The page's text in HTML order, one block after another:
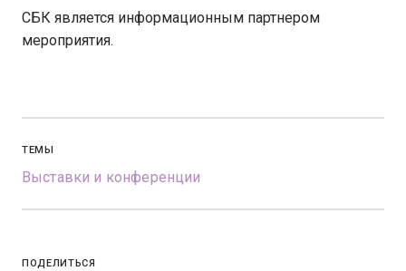
СБК является информационным партнером
мероприятия.
ТЕМЫ
Выставки и конференции
ПОДЕЛИТЬСЯ